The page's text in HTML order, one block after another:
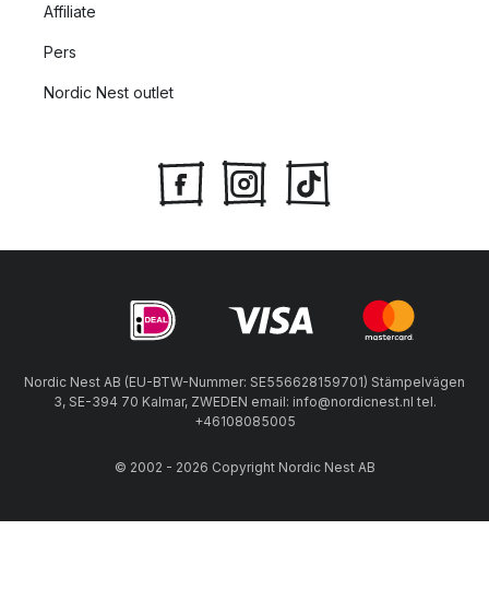
Affiliate
Pers
Nordic Nest outlet
Nordic Nest AB (EU-BTW-Nummer: SE556628159701) Stämpelvägen
3, SE-394 70 Kalmar, ZWEDEN email: info@nordicnest.nl tel.
+46108085005
© 2002 - 2026 Copyright Nordic Nest AB